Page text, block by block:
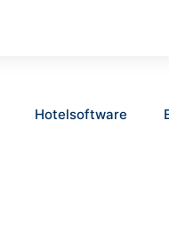
Hotelsoftware